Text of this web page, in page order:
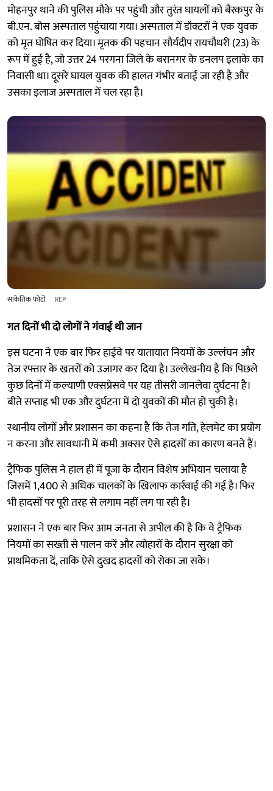
मोहनपुर थाने की पुलिस मौके पर पहुंची और तुरंत घायलों को बैरकपुर के
बी.एन. बोस अस्पताल पहुंचाया गया। अस्पताल में डॉक्टरों ने एक युवक
को मृत घोषित कर दिया। मृतक की पहचान सौर्यदीप रायचौधरी (23) के
रूप में हुई है, जो उत्तर 24 परगना जिले के बरानगर के डनलप इलाके का
निवासी था। दूसरे घायल युवक की हालत गंभीर बताई जा रही है और
उसका इलाज अस्पताल में चल रहा है।
सांकेतिक फोटो REP
गत दिनों भी दो लोगों ने गंवाई थी जान
इस घटना ने एक बार फिर हाईवे पर यातायात नियमों के उल्लंघन और
तेज रफ्तार के खतरों को उजागर कर दिया है। उल्लेखनीय है कि पिछले
कुछ दिनों में कल्याणी एक्सप्रेसवे पर यह तीसरी जानलेवा दुर्घटना है।
बीते सप्ताह भी एक और दुर्घटना में दो युवकों की मौत हो चुकी है।
स्थानीय लोगों और प्रशासन का कहना है कि तेज गति, हेलमेट का प्रयोग
न करना और सावधानी में कमी अक्सर ऐसे हादसों का कारण बनते हैं।
ट्रैफिक पुलिस ने हाल ही में पूजा के दौरान विशेष अभियान चलाया है
जिसमें 1,400 से अधिक चालकों के खिलाफ कार्रवाई की गई है। फिर
भी हादसों पर पूरी तरह से लगाम नहीं लग पा रही है।
प्रशासन ने एक बार फिर आम जनता से अपील की है कि वे ट्रैफिक
नियमों का सख्ती से पालन करें और त्योहारों के दौरान सुरक्षा को
प्राथमिकता दें, ताकि ऐसे दुखद हादसों को रोका जा सके।